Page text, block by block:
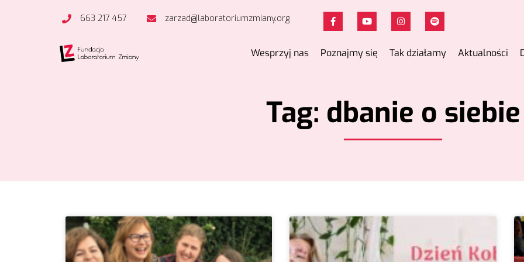
663 217 457 zarzad@laboratoriumzmiany.org
Wesprzyj nas Poznajmy się Tak działamy Aktualności
Tag: dbanie o siebie